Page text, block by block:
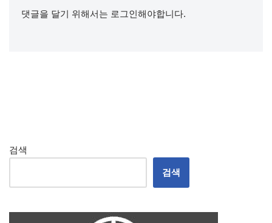
댓글을 달기 위해서는 로그인해야합니다.
검색
검색